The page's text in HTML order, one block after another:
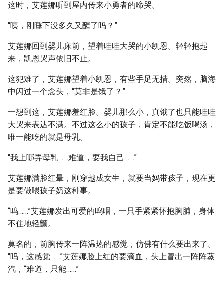
这时，艾莲娜听到屋内传来小勇者的啼哭。
“咦，刚睡下没多久又醒了吗？”
艾莲娜回到婴儿床前，望着哇哇大哭的小凯恩。轻轻抱起
来，凯恩哭声依旧不止。
这犯难了，艾莲娜望着小凯恩，有些手足无措。突然，脑海
中闪过一个念头，“莫非是饿了？”
一想到这，艾莲娜羞红脸。婴儿那么小，真饿了也只能哇哇
大哭来表达不满。不过这么小的孩子，肯定不能吃饭喝汤，
唯一能吃的就是母乳。
“我上哪弄母乳……难道，要我自己……”
艾莲娜满脸红晕，刚穿越成女生，就要当妈带孩子，现在更
是要做喂孩子奶这种事。
“呜……”艾莲娜发出可爱的呜咽，一只手紧紧怀抱胸脯，身体
不住地轻颤。
莫名的，前胸传来一阵温热的感觉，仿佛有什么要出来了。
“呜，这感觉……”艾莲娜脸上红的要滴血，头上冒出一阵阵蒸
汽，“难道，只能……”